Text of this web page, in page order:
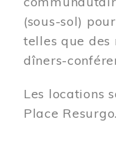
(sous-sol)
telles que des
dîners-
Les locations
Place Resurgo.